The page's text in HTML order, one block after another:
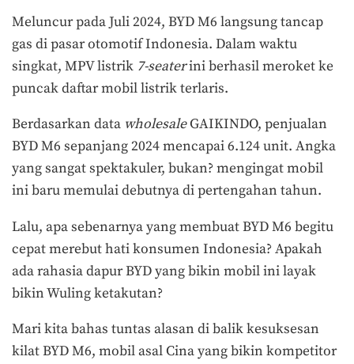
Meluncur pada Juli 2024, BYD M6 langsung tancap
gas di pasar otomotif Indonesia. Dalam waktu
singkat, MPV listrik 7-seaterini berhasil meroket ke
puncak daftar mobil listrik terlaris.
Berdasarkan data wholesaleGAIKINDO, penjualan
BYD M6 sepanjang 2024 mencapai 6.124 unit. Angka
yang sangat spektakuler, bukan? mengingat mobil
ini baru memulai debutnya di pertengahan tahun.
Lalu, apa sebenarnya yang membuat BYD M6 begitu
cepat merebut hati konsumen Indonesia? Apakah
ada rahasia dapur BYD yang bikin mobil ini layak
bikin Wuling ketakutan?
Mari kita bahas tuntas alasan di balik kesuksesan
kilat BYD M6, mobil asal Cina yang bikin kompetitor